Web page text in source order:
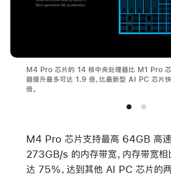
M4 Pro 芯片的 14 核中央处理器比 M1 Pro 芯
器提升最多可达 1.9 倍，比最新型 AI PC 芯片
倍。
M4 Pro 芯片支持最高 64GB 高速
273GB/s 的内存带宽，内存带宽
达 75%，达到其他 AI PC 芯片的